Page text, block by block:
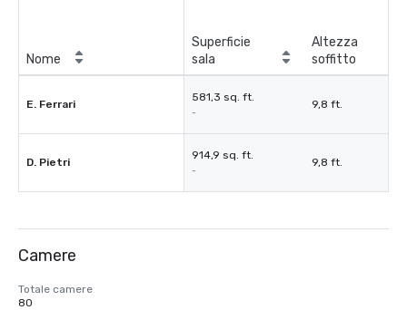
Nome
Superficie
sala
Altezza
soffitto
E. Ferrari
581,3 sq. ft.
-
9,8 ft.
D. Pietri
914,9 sq. ft.
-
9,8 ft.
Camere
Totale camere
80